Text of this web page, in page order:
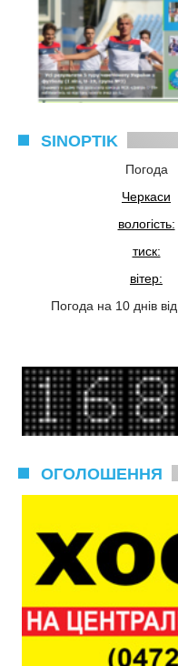
SINOPTIK
Погода
Черкаси
вологість:
тиск:
вітер:
Погода на 10 днів від
ОГОЛОШЕННЯ